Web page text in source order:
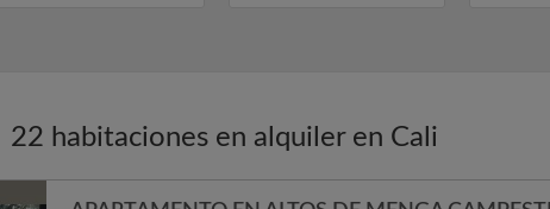
22 habitaciones en alquiler en Cali